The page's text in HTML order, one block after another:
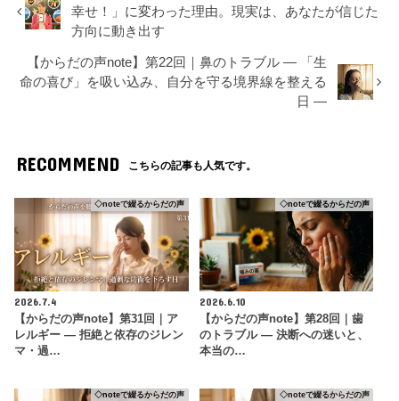
幸せ！」に変わった理由。現実は、あなたが信じた
方向に動き出す
【からだの声note】第22回｜鼻のトラブル ― 「生
命の喜び」を吸い込み、自分を守る境界線を整える
日 ―
RECOMMEND こちらの記事も人気です。
◇noteで綴るからだの声
2026.7.4
【からだの声note】第31回｜ア
レルギー ― 拒絶と依存のジレン
マ・過…
◇noteで綴るからだの声
2026.6.10
【からだの声note】第28回｜歯
のトラブル ― 決断への迷いと、
本当の…
◇noteで綴るからだの声 ◇noteで綴るからだの声